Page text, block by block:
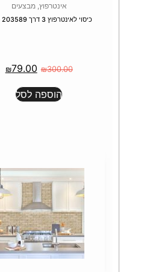
אינטרפוץ ,מבצעים
כיסוי לאינטרפוץ 3 דרך 203589 חמת
₪300.00
₪79.00
הוספה לסל